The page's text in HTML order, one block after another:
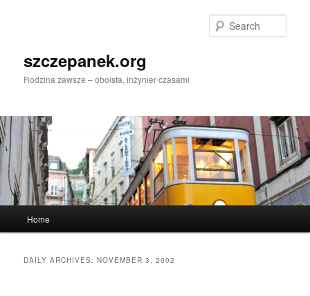
szczepanek.org
Rodzina zawsze – oboista, inżynier czasami
Home
DAILY ARCHIVES:NOVEMBER 3, 2002